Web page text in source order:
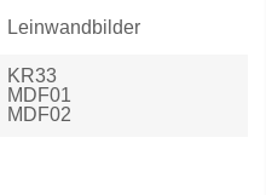
Leinwandbilder
KR33
MDF01
MDF02